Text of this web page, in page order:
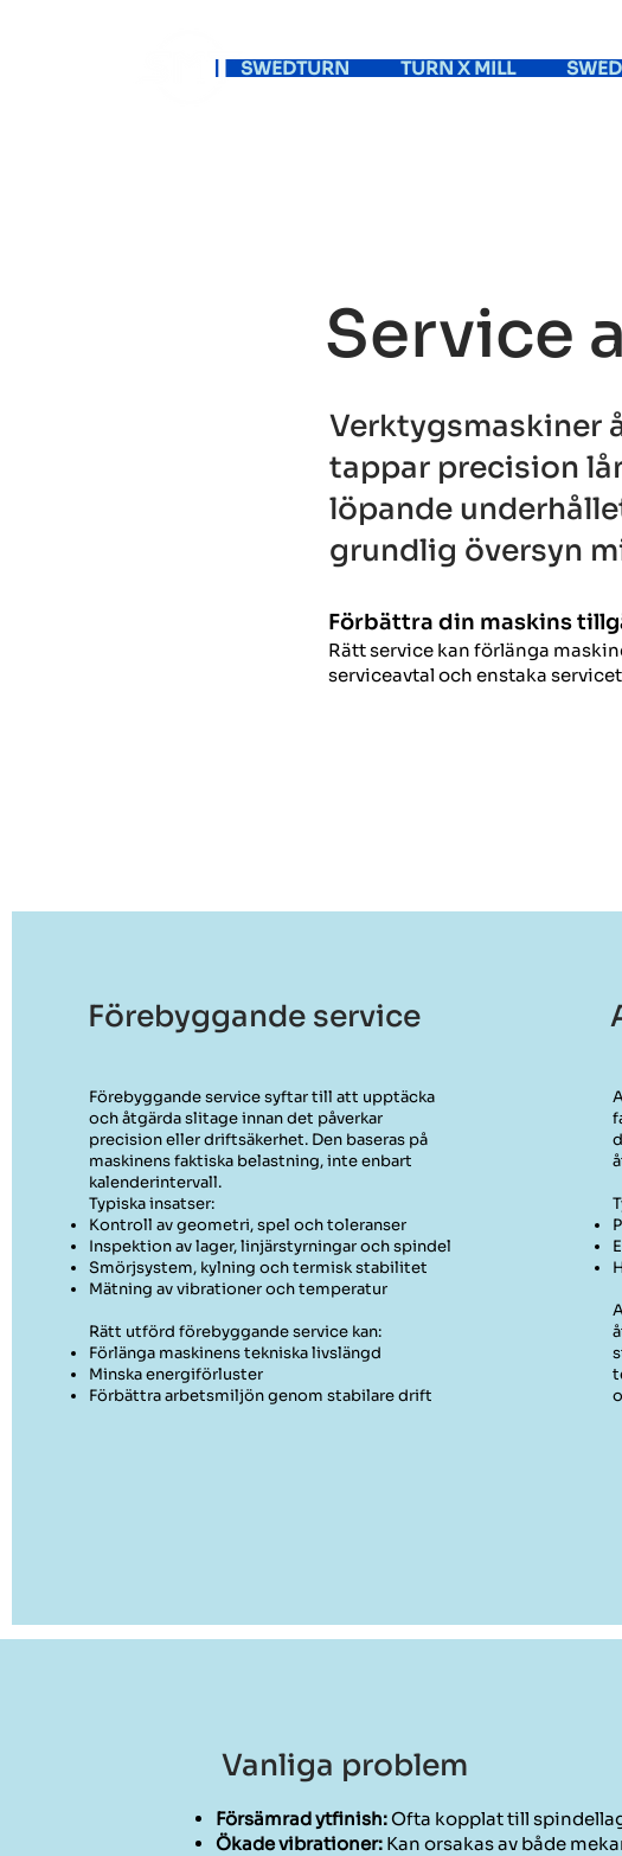
SWEDTURN TURN X MILL
Service
Verktygsmaskiner
tappar precision
löpande
grundlig översyn
Förbättra din maskins
Rätt service kan förlänga
serviceavtal och enstaka
Förebyggande service
Förebyggande service syftar till att upptäcka
och åtgärda slitage innan det påverkar
precision eller driftsäkerhet. Den baseras på
maskinens faktiska belastning, inte enbart
kalenderintervall.
Typiska insatser:
Kontroll av geometri, spel och toleranser
Inspektion av lager, linjärstyrningar och spindel
Smörjsystem, kylning och termisk stabilitet
Mätning av vibrationer och temperatur
Rätt utförd förebyggande service kan:
Förlänga maskinens tekniska livslängd
Minska energiförluster
Förbättra arbetsmiljön genom stabilare drift
Vanliga problem
Försämrad ytfinish:Ofta kopplat till
Ökade vibrationer: Kan orsakas av både